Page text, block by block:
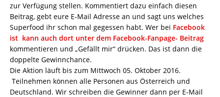
zur Verfügung stellen. Kommentiert dazu einfach diesen
Beitrag, gebt eure E-Mail Adresse an und sagt uns welches
Superfood ihr schon mal gegessen habt. Wer bei Facebook
ist kann auch dort unter dem Facebook-Fanpage- Beitrag
kommentieren und „Gefällt mir“ drücken. Das ist dann die
doppelte Gewinnchance.
Die Aktion läuft bis zum Mittwoch 05. Oktober 2016.
Teilnehmen können alle Personen aus Österreich und
Deutschland. Wir schreiben die Gewinner dann per E-Mail